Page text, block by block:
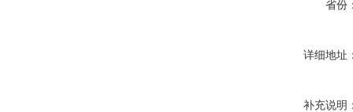
省份
详细地址
补充说明